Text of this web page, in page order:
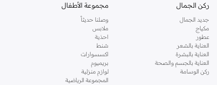
ركن الجمال
جديد الجمال
مكياج
عطور
العناية بالشعر
العناية بالبشرة
العناية بالجسم والصحة
ركن الوسامة
مجموعة الأطفال
وصلنا حديثاً
ملابس
احذية
شنط
اكسسوارات
بريميوم
لوازم منزلية
المجموعة الرياضية